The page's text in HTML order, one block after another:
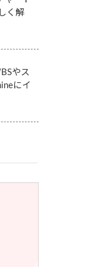
く解
やス
にイ